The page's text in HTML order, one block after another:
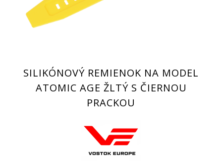
SILIKÓNOVÝ REMIENOK NA MODEL
ATOMIC AGE ŽLTÝ S ČIERNOU
PRACKOU